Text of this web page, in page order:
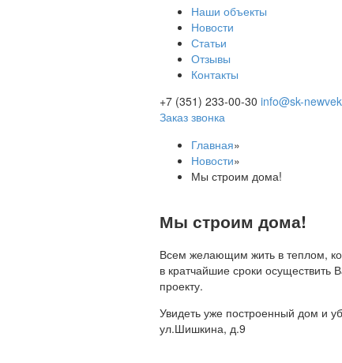
Наши объекты
Новости
Статьи
Отзывы
Контакты
+7 (351) 233-00-30 info@sk-
Заказ звонка
Главная»
Новости»
Мы строим дома!
Мы строим дома!
Всем желающим жить в теплом,
в кратчайшие сроки осуществить
проекту.
Увидеть уже построенный дом и
ул.Шишкина, д.9